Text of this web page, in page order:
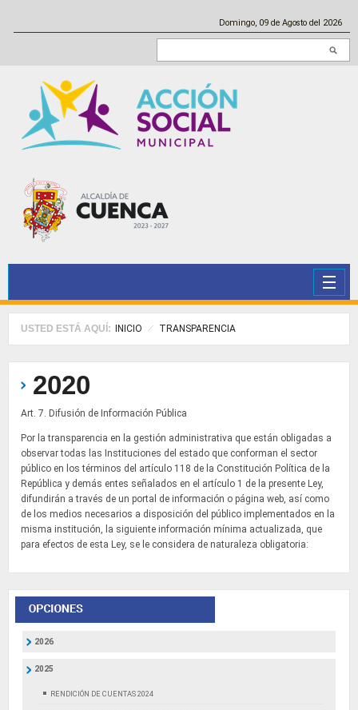
Domingo, 09 de Agosto del 2026
USTED ESTÁ AQUÍ: INICIO TRANSPARENCIA
2020
Art. 7. Difusión de Información Pública
Por la transparencia en la gestión administrativa que están obligadas a
observar todas las Instituciones del estado que conforman el sector
público en los términos del artículo 118 de la Constitución Política de la
República y demás entes señalados en el artículo 1 de la presente Ley,
difundirán a través de un portal de información o página web, así como
de los medios necesarios a disposición del público implementados en la
misma institución, la siguiente información mínima actualizada, que
para efectos de esta Ley, se le considera de naturaleza obligatoria:
2026
2025
RENDICIÓN DE CUENTAS 2024